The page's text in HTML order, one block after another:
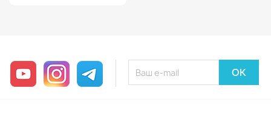
YouTube InstagramTelegram